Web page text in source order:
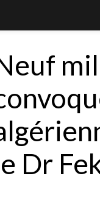
Dr